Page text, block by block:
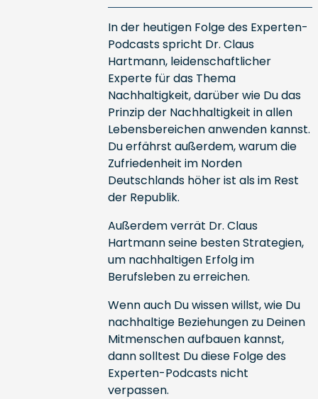
In der heutigen Folge des Experten-
Podcasts spricht Dr. Claus
Hartmann, leidenschaftlicher
Experte für das Thema
Nachhaltigkeit, darüber wie Du das
Prinzip der Nachhaltigkeit in allen
Lebensbereichen anwenden kannst.
Du erfährst außerdem, warum die
Zufriedenheit im Norden
Deutschlands höher ist als im Rest
der Republik.
Außerdem verrät Dr. Claus
Hartmann seine besten Strategien,
um nachhaltigen Erfolg im
Berufsleben zu erreichen.
Wenn auch Du wissen willst, wie Du
nachhaltige Beziehungen zu Deinen
Mitmenschen aufbauen kannst,
dann solltest Du diese Folge des
Experten-Podcasts nicht
verpassen.